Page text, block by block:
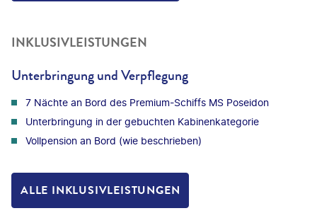
INKLUSIVLEISTUNGEN
Unterbringung und Verpflegung
7 Nächte an Bord des Premium-Schiffs MS Poseidon
Unterbringung in der gebuchten Kabinenkategorie
Vollpension an Bord (wie beschrieben)
ALLE INKLUSIVLEISTUNGEN